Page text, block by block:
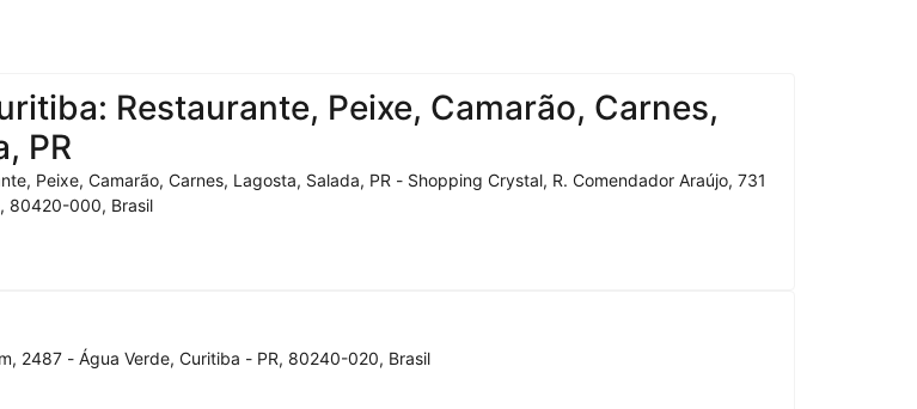
Restaurante, Peixe, Camarão, Carnes,
PR
Peixe, Camarão, Carnes, Lagosta, Salada, PR - Shopping Crystal, R. Comendador Araújo, 731
80420-000, Brasil
2487 - Água Verde, Curitiba - PR, 80240-020, Brasil